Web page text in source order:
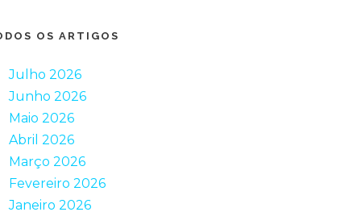
OS ARTIGOS
Julho 2026
Junho 2026
Maio 2026
Abril 2026
Março 2026
Fevereiro 2026
Janeiro 2026